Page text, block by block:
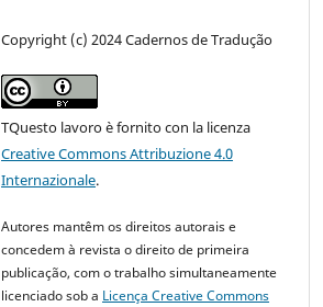
Copyright (c) 2024 Cadernos de Tradução
TQuesto lavoro è fornito con la licenza
Creative Commons Attribuzione 4.0
Internazionale.
Autores mantêm os direitos autorais e
concedem à revista o direito de primeira
publicação, com o trabalho simultaneamente
licenciado sob a Licença Creative Commons